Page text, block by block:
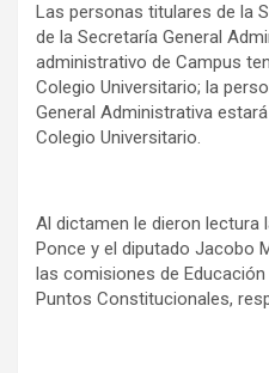
Las personas titulares de la
de la Secretaría General
administrativo de Campus
Colegio Universitario; la
General Administrativa
Colegio Universitario.
Al dictamen le dieron lectura
Ponce y el diputado Jacobo
las comisiones de
Puntos Constitucionales,